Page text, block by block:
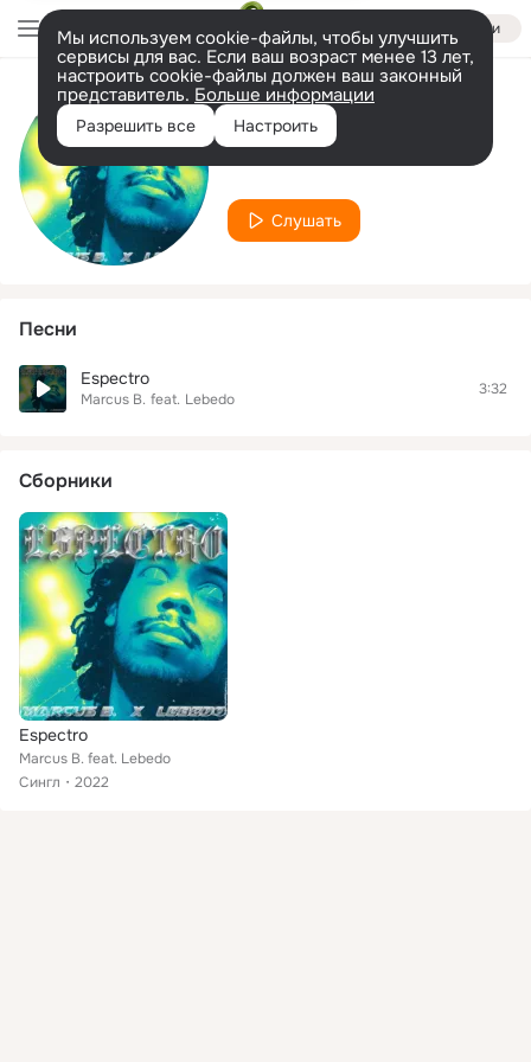
Войти
Мы используем cookie-файлы, чтобы улучшить
сервисы для вас. Если ваш возраст менее 13 лет,
настроить cookie-файлы должен ваш законный
представитель. Больше информации
Разрешить все Настроить
Исполнитель
Lebedo
Слушать
Песни
Espectro
Marcus B. feat. Lebedo
3:32
Сборники
Espectro
Marcus B. feat. Lebedo
Сингл
2022